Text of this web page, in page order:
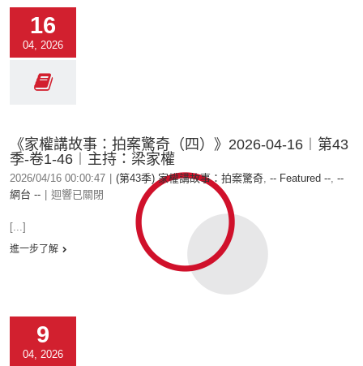
16
04, 2026
《家權講故事：拍案驚奇（四）》2026-04-16︱第43
季-卷1-46︱主持：梁家權
2026/04/16 00:00:47 (第43季) 家權講故事：拍案驚奇, -- Featured --, --
網台 --
迴響已關閉
[...]
進一步了解
9
04, 2026